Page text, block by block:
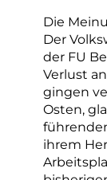
Die
Der
der FU
Verlust
gingen
Osten,
ihrem